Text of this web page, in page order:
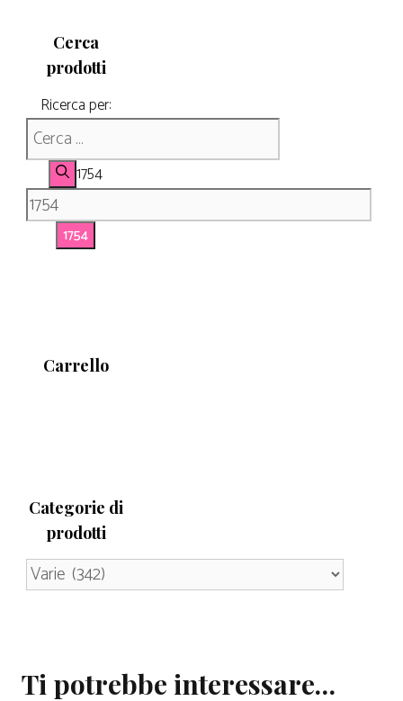
Cerca
prodotti
Ricerca per:
1754
Carrello
Categorie di
prodotti
Ti potrebbe interessare…